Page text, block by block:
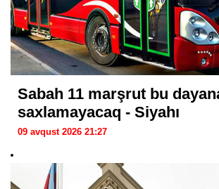
Sabah 11 marşrut bu
saxlamayacaq - Siyahı
09 avqust 2026 21:27